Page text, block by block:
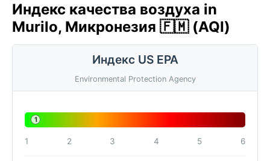
Индекс качества воздуха in
Murilo, Микронезия 🇫🇲 (AQI)
Индекс US EPA
Environmental Protection Agency
1
1 2 3 4 5 6